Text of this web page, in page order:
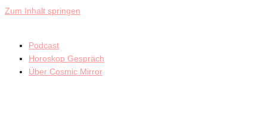
Zum Inhalt springen
Podcast
Horoskop Gespräch
Über Cosmic Mirror